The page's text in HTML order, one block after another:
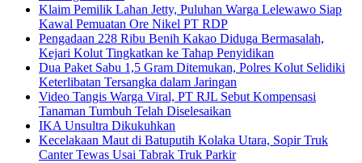
Klaim Pemilik Lahan Jetty, Puluhan Warga Lelewawo Siap
Kawal Pemuatan Ore Nikel PT RDP
Pengadaan 228 Ribu Benih Kakao Diduga Bermasalah,
Kejari Kolut Tingkatkan ke Tahap Penyidikan
Dua Paket Sabu 1,5 Gram Ditemukan, Polres Kolut Selidiki
Keterlibatan Tersangka dalam Jaringan
Video Tangis Warga Viral, PT RJL Sebut Kompensasi
Tanaman Tumbuh Telah Diselesaikan
IKA Unsultra Dikukuhkan
Kecelakaan Maut di Batuputih Kolaka Utara, Sopir Truk
Canter Tewas Usai Tabrak Truk Parkir